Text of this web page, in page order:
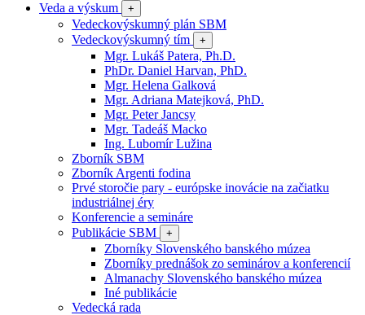
Veda a výskum
+
Vedeckovýskumný plán SBM
Vedeckovýskumný tím
+
Mgr. Lukáš Patera, Ph.D.
PhDr. Daniel Harvan, PhD.
Mgr. Helena Galková
Mgr. Adriana Matejková, PhD.
Mgr. Peter Jancsy
Mgr. Tadeáš Macko
Ing. Lubomír Lužina
Zborník SBM
Zborník Argenti fodina
Prvé storočie pary - európske inovácie na začiatku
industriálnej éry
Konferencie a semináre
Publikácie SBM
+
Zborníky Slovenského banského múzea
Zborníky prednášok zo seminárov a konferencií
Almanachy Slovenského banského múzea
Iné publikácie
Vedecká rada